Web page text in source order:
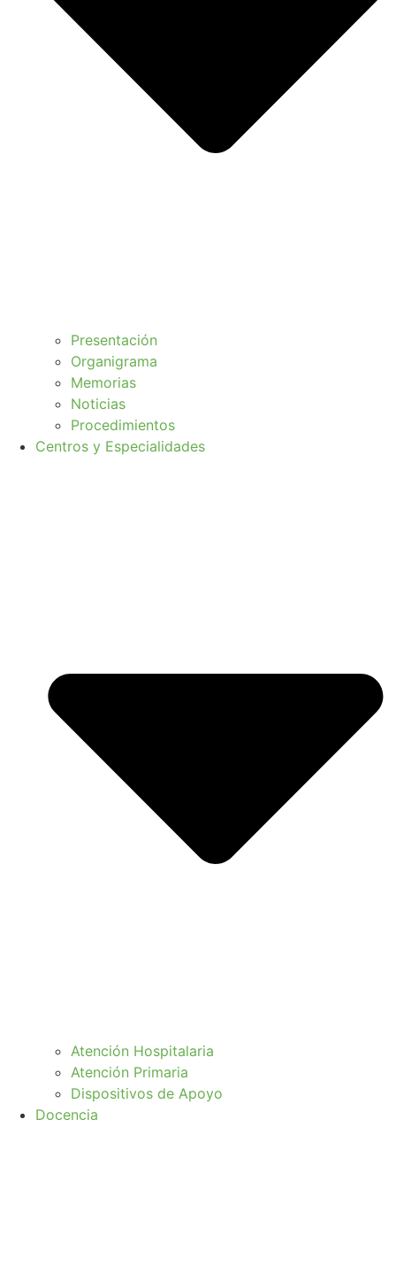
Presentación
Organigrama
Memorias
Noticias
Procedimientos
Centros y Especialidades
Atención Hospitalaria
Atención Primaria
Dispositivos de Apoyo
Docencia